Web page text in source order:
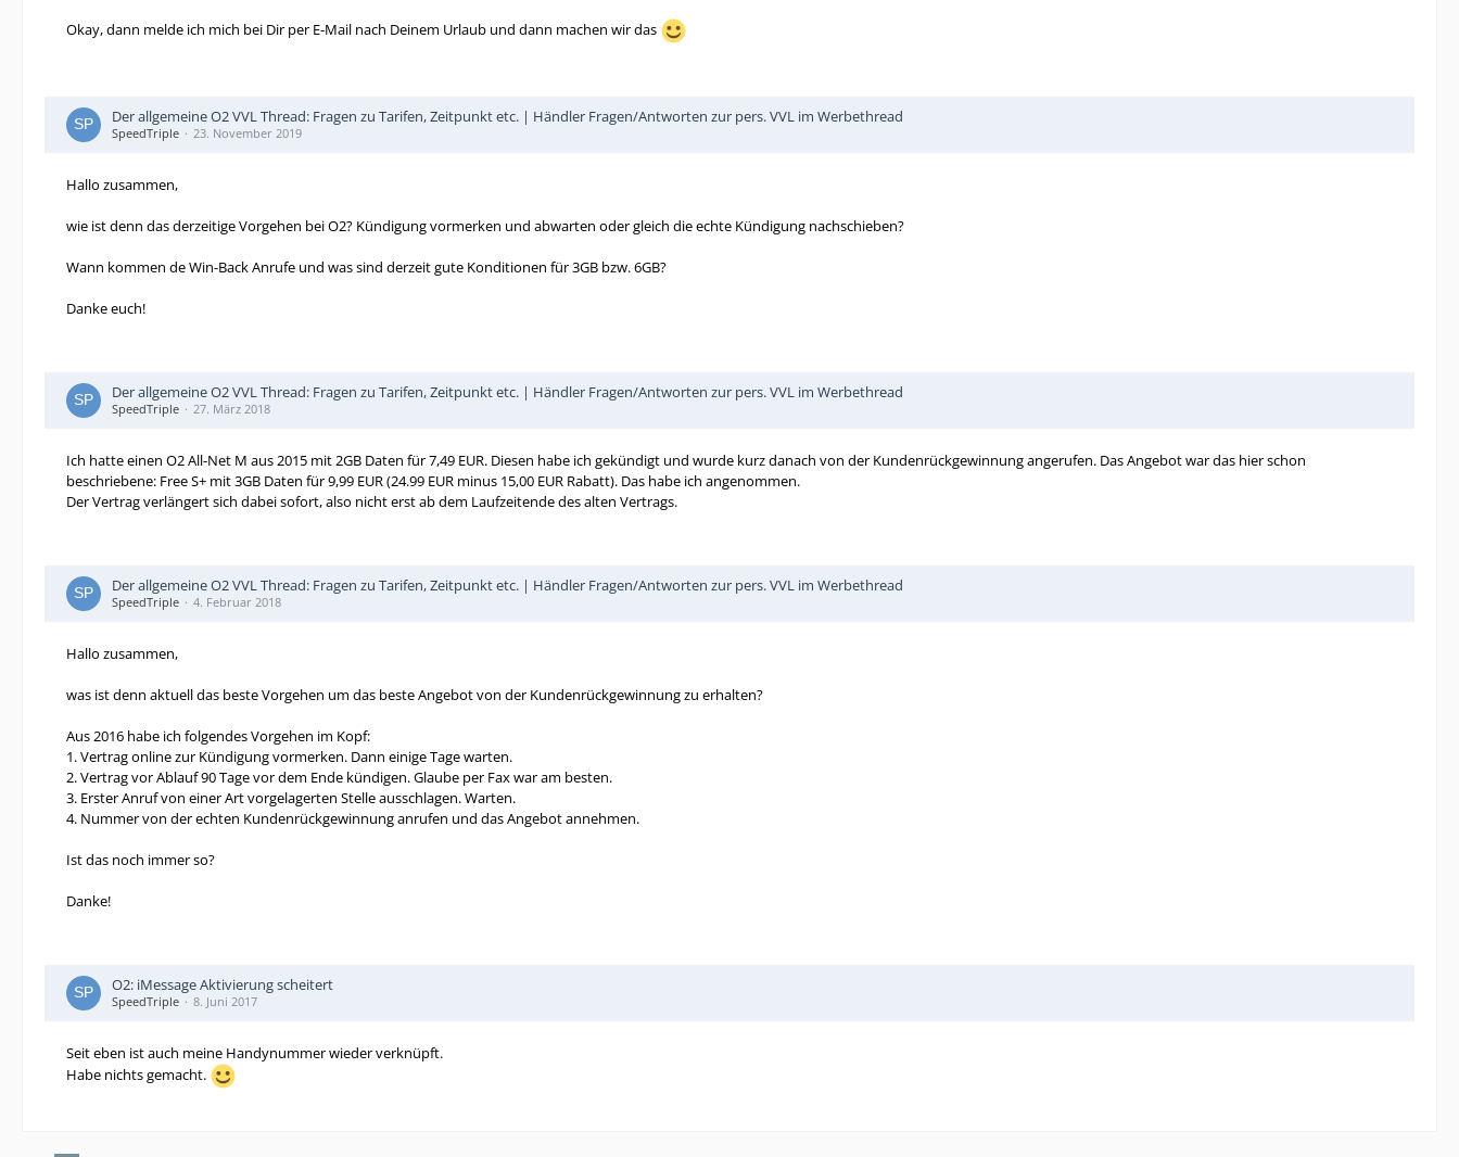
Okay, dann melde ich mich bei Dir per E-Mail nach Deinem Urlaub und dann machen wir das
Der allgemeine O2 VVL Thread: Fragen zu Tarifen, Zeitpunkt etc. | Händler Fragen/Antworten zur pers. VVL im Werbethread
SpeedTriple 23. November 2019
Hallo zusammen,
wie ist denn das derzeitige Vorgehen bei O2? Kündigung vormerken und abwarten oder gleich die echte Kündigung nachschieben?
Wann kommen de Win-Back Anrufe und was sind derzeit gute Konditionen für 3GB bzw. 6GB?
Danke euch!
Der allgemeine O2 VVL Thread: Fragen zu Tarifen, Zeitpunkt etc. | Händler Fragen/Antworten zur pers. VVL im Werbethread
SpeedTriple 27. März 2018
Ich hatte einen O2 All-Net M aus 2015 mit 2GB Daten für 7,49 EUR. Diesen habe ich gekündigt und wurde kurz danach von der Kundenrückgewinnung angerufen. Das Angebot war das hier schon
beschriebene: Free S+ mit 3GB Daten für 9,99 EUR (24.99 EUR minus 15,00 EUR Rabatt). Das habe ich angenommen.
Der Vertrag verlängert sich dabei sofort, also nicht erst ab dem Laufzeitende des alten Vertrags.
Der allgemeine O2 VVL Thread: Fragen zu Tarifen, Zeitpunkt etc. | Händler Fragen/Antworten zur pers. VVL im Werbethread
SpeedTriple 4. Februar 2018
Hallo zusammen,
was ist denn aktuell das beste Vorgehen um das beste Angebot von der Kundenrückgewinnung zu erhalten?
Aus 2016 habe ich folgendes Vorgehen im Kopf:
1. Vertrag online zur Kündigung vormerken. Dann einige Tage warten.
2. Vertrag vor Ablauf 90 Tage vor dem Ende kündigen. Glaube per Fax war am besten.
3. Erster Anruf von einer Art vorgelagerten Stelle ausschlagen. Warten.
4. Nummer von der echten Kundenrückgewinnung anrufen und das Angebot annehmen.
Ist das noch immer so?
Danke!
O2: iMessage Aktivierung scheitert
SpeedTriple 8. Juni 2017
Seit eben ist auch meine Handynummer wieder verknüpft.
Habe nichts gemacht.